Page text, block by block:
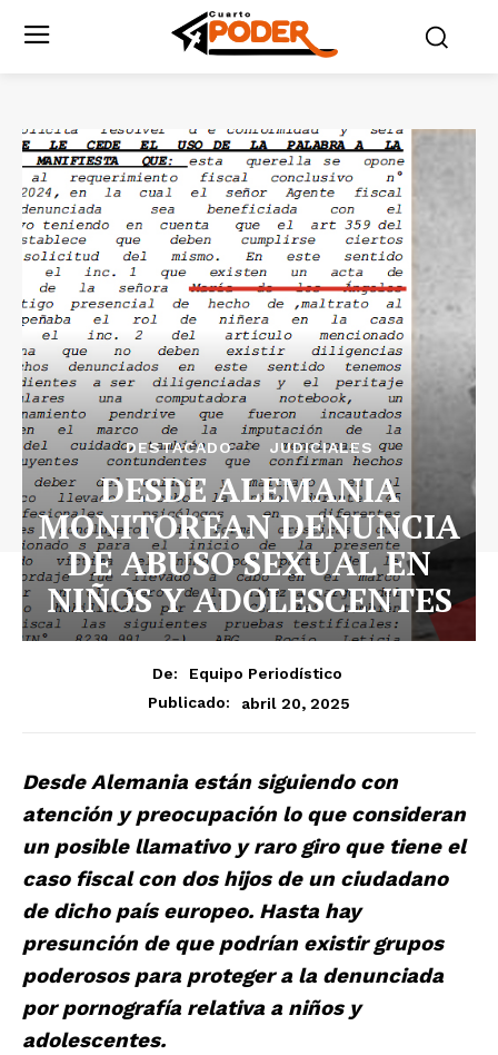
DESTACADO JUDICIALES
DESDE ALEMANIA
MONITOREAN DENUNCIA
DE ABUSO SEXUAL EN
NIÑOS Y ADOLESCENTES
De:
Equipo Periodístico
Publicado:
abril 20, 2025
Desde Alemania están siguiendo con
atención y preocupación lo que consideran
un posible llamativo y raro giro que tiene el
caso fiscal con dos hijos de un ciudadano
de dicho país europeo. Hasta hay
presunción de que podrían existir grupos
poderosos para proteger a la denunciada
por pornografía relativa a niños y
adolescentes.